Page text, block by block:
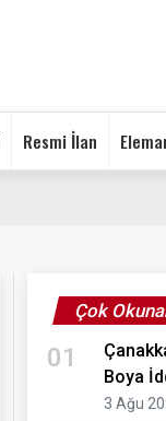
Resmi İlan
Çok
01
Boya
3 Ağu